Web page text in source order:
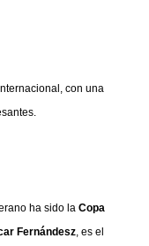
con una
ha sido la Copa
Fernándesz, es el